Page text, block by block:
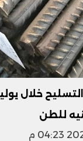
خلال